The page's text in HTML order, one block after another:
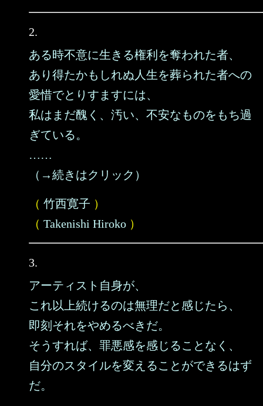
2.
ある時不意に生きる権利を奪われた者、
あり得たかもしれぬ人生を葬られた者への
愛惜でとりすますには、
私はまだ醜く、汚い、不安なものをもち過
ぎている。
……
（→続きはクリック）
（ 竹西寛子 ）
（ Takenishi Hiroko ）
3.
アーティスト自身が、
これ以上続けるのは無理だと感じたら、
即刻それをやめるべきだ。
そうすれば、罪悪感を感じることなく、
自分のスタイルを変えることができるはず
だ。